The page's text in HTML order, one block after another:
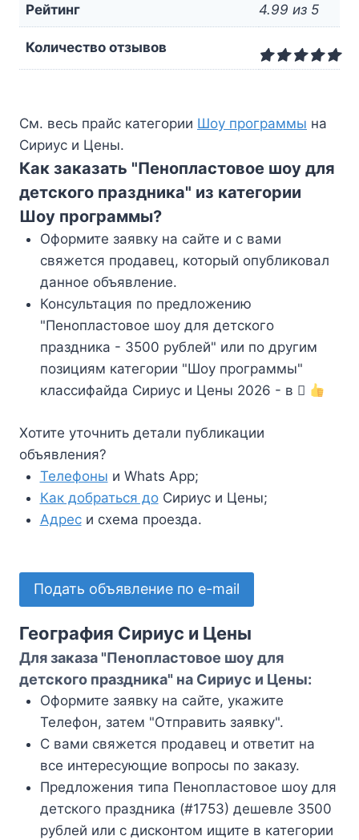
Рейтинг 4.99 из 5
Количество отзывов
См. весь прайс категории Шоу программы на
Сириус и Цены.
Как заказать "Пенопластовое шоу для
детского праздника" из категории
Шоу программы?
Оформите заявку на сайте и с вами
свяжется продавец, который опубликовал
данное объявление.
Консультация по предложению
"Пенопластовое шоу для детского
праздника - 3500 рублей" или по другим
позициям категории "Шоу программы"
классифайда Сириус и Цены 2026 - в
Хотите уточнить детали публикации
объявления?
Телефоны и Whats App;
Как добраться доСириус и Цены;
Адреси схема проезда.
Подать объявление по e-mail
География Сириус и Цены
Для заказа "Пенопластовое шоу для
детского праздника" на Сириус и Цены:
Оформите заявку на сайте, укажите
Телефон, затем "Отправить заявку".
С вами свяжется продавец и ответит на
все интересующие вопросы по заказу.
Предложения типа Пенопластовое шоу для
детского праздника (#1753) дешевле 3500
рублей или с дисконтом ищите в категории